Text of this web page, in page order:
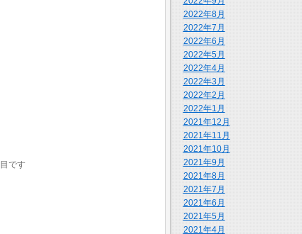
2022年8月
2022年7月
2022年6月
2022年5月
2022年4月
2022年3月
2022年2月
2022年1月
2021年12月
2021年11月
2021年10月
2021年9月
2021年8月
2021年7月
2021年6月
2021年5月
2021年4月
です